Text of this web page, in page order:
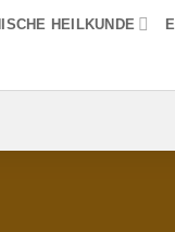
HEILKUNDE